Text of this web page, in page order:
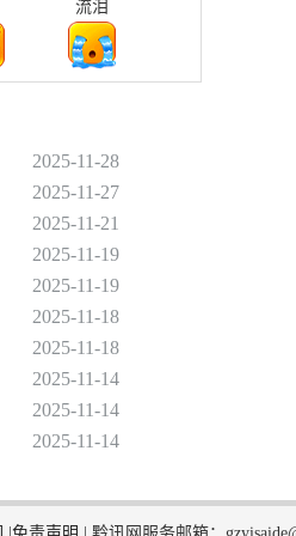
流泪
2025-11-28
2025-11-27
2025-11-21
2025-11-19
2025-11-19
2025-11-18
2025-11-18
2025-11-14
2025-11-14
2025-11-14